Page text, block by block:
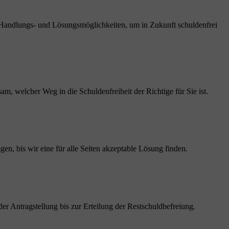
und Lösungsmöglichkeiten, um in Zukunft schuldenfrei
welcher Weg in die Schuldenfreiheit der Richtige für Sie ist.
bis wir eine für alle Seiten akzeptable Lösung finden.
Antragstellung bis zur Erteilung der Restschuldbefreiung.